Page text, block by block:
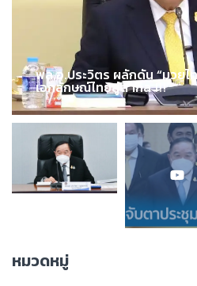
พล.อ.ประวิตร ผลักดัน “มวยไ
เอกลักษณ์ไทยสู่สากล !!!
หมวดหมู่